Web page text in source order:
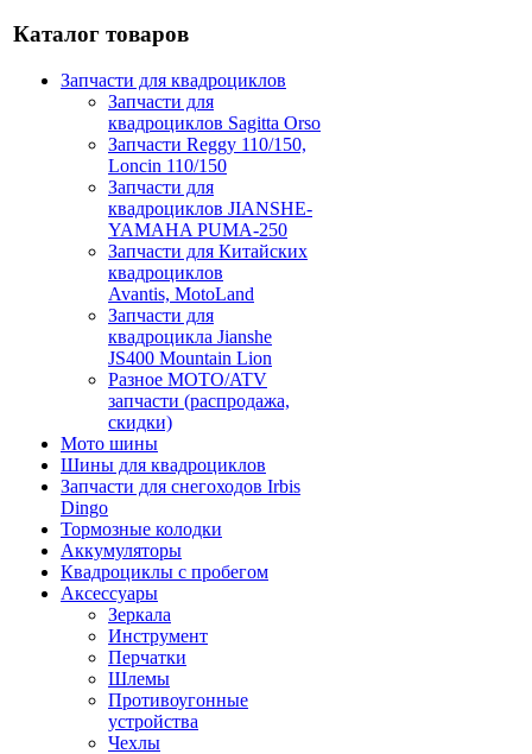
Каталог товаров
Запчасти для квадроциклов
Запчасти для
квадроциклов Sagitta Orso
Запчасти Reggy 110/150,
Loncin 110/150
Запчасти для
квадроциклов JIANSHE-
YAMAHA PUMA-250
Запчасти для Китайских
квадроциклов
Avantis, MotoLand
Запчасти для
квадроцикла Jianshe
JS400 Mountain Lion
Разное МОТО/ATV
запчасти (распродажа,
скидки)
Мото шины
Шины для квадроциклов
Запчасти для снегоходов Irbis
Dingo
Тормозные колодки
Аккумуляторы
Квадроциклы с пробегом
Аксессуары
Зеркала
Инструмент
Перчатки
Шлемы
Противоугонные
устройства
Чехлы